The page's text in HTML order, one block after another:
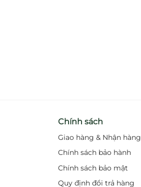
Chính sách
Giao hàng & Nhận hàng
Chính sách bảo hành
Chính sách bảo mật
Quy định đổi trả hàng